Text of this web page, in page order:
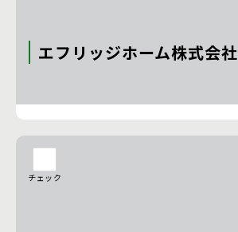
エフリッジホーム株式会社
チェック